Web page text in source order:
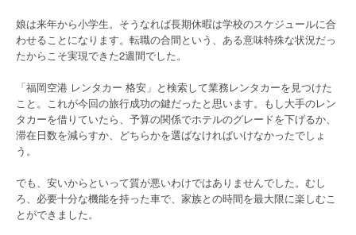
娘は来年から小学生。そうなれば長期休暇は学校のスケジュールに合
わせることになります。転職の合間という、ある意味特殊な状況だっ
たからこそ実現できた2週間でした。
「福岡空港 レンタカー 格安」と検索して業務レンタカーを見つけた
こと。これが今回の旅行成功の鍵だったと思います。もし大手のレン
タカーを借りていたら、予算の関係でホテルのグレードを下げるか、
滞在日数を減らすか、どちらかを選ばなければいけなかったでしょ
う。
でも、安いからといって質が悪いわけではありませんでした。むし
ろ、必要十分な機能を持った車で、家族との時間を最大限に楽しむこ
とができました。